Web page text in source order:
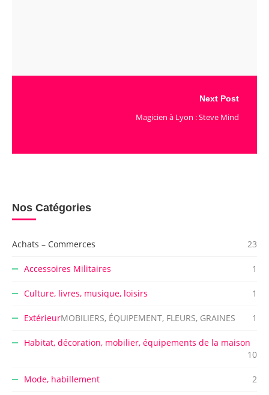
Next Post
Magicien à Lyon : Steve Mind
Nos Catégories
Achats – Commerces 23
Accessoires Militaires 1
Culture, livres, musique, loisirs 1
ExtérieurMOBILIERS, ÉQUIPEMENT, FLEURS, GRAINES 1
Habitat, décoration, mobilier, équipements de la maison
10
Mode, habillement 2